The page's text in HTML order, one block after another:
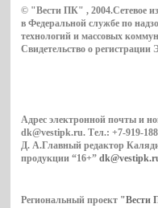
© "Вести ПК" , 2004.Сетевое
в Федеральной службе по
технологий и массовых
Свидетельство о
Адрес электронной почты и
dk@vestipk.ru. Тел.: +7-919-
Д. А.Главный редактор
продукции “16+”
Региональный проект "Вести